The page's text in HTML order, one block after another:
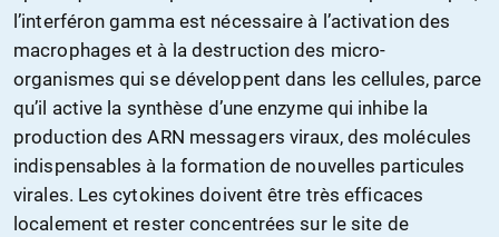
l’interféron gamma est nécessaire à l’activation des
macrophages et à la destruction des micro-
organismes qui se développent dans les cellules, parce
qu’il active la synthèse d’une enzyme qui inhibe la
production des ARN messagers viraux, des molécules
indispensables à la formation de nouvelles particules
virales. Les cytokines doivent être très efficaces
localement et rester concentrées sur le site de